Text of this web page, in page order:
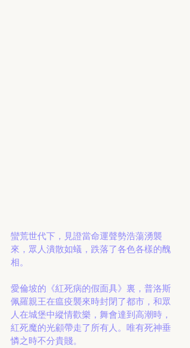
蠻荒世代下，見證當命運聲勢浩蕩湧襲
來，眾人潰散如蟻，跌落了各色各樣的醜
相。
愛倫坡的《紅死病的假面具》裏，普洛斯
佩羅親王在瘟疫襲來時封閉了都市，和眾
人在城堡中縱情歡樂，舞會達到高潮時，
紅死魔的光顧帶走了所有人。唯有死神垂
憐之時不分貴賤。